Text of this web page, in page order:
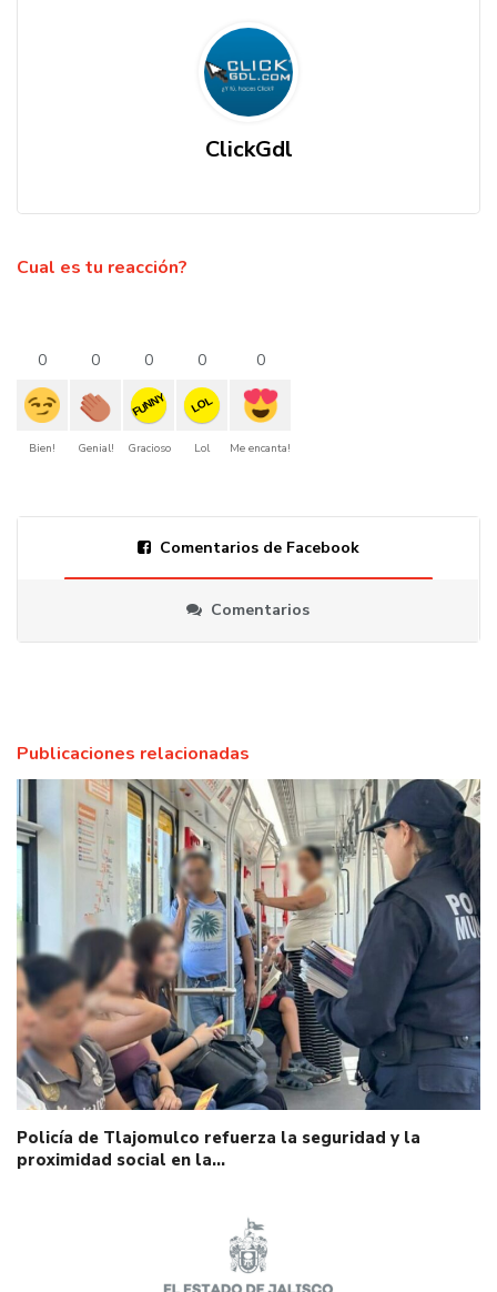
ClickGdl
Cual es tu reacción?
0
Bien!
0
Genial!
0
FUNNY
Gracioso
0
LOL
Lol
0
Me encanta!
Comentarios de Facebook
Comentarios
Publicaciones relacionadas
Policía de Tlajomulco refuerza la seguridad y la
proximidad social en la…